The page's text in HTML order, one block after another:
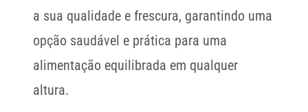
a sua qualidade e frescura, garantindo uma
opção saudável e prática para uma
alimentação equilibrada em qualquer
altura.